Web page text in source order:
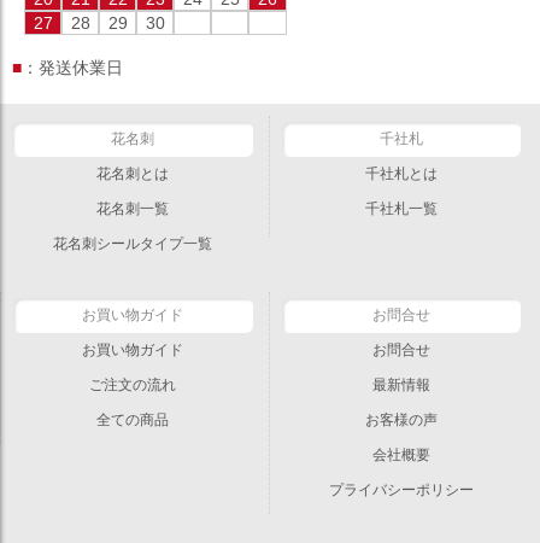
27
28 29 30
■ ：発送休業日
花名刺
花名刺とは
花名刺一覧
花名刺シールタイプ一覧
千社札
千社札とは
千社札一覧
お買い物ガイド
お買い物ガイド
ご注文の流れ
全ての商品
お問合せ
お問合せ
最新情報
お客様の声
会社概要
プライバシーポリシー